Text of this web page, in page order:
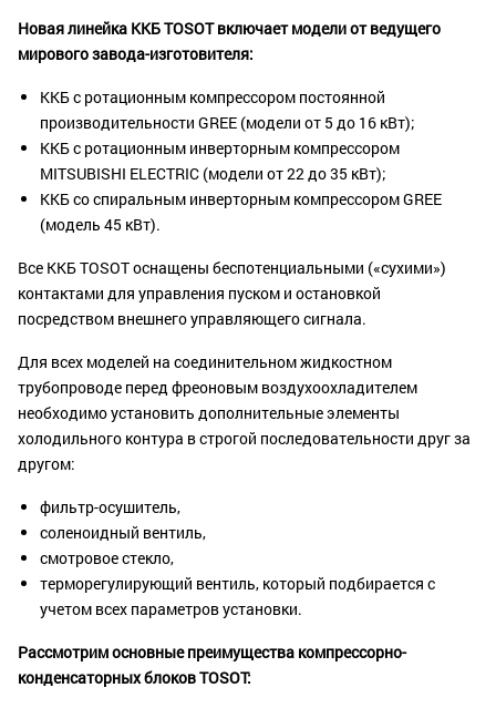
Новая линейка ККБ TOSOT включает модели от ведущего
мирового завода-изготовителя:
ККБ с ротационным компрессором постоянной
производительности GREE (модели от 5 до 16 кВт);
ККБ с ротационным инверторным компрессором
MITSUBISHI ELECTRIC (модели от 22 до 35 кВт);
ККБ со спиральным инверторным компрессором GREE
(модель 45 кВт).
Все ККБ TOSOT оснащены беспотенциальными («сухими»)
контактами для управления пуском и остановкой
посредством внешнего управляющего сигнала.
Для всех моделей на соединительном жидкостном
трубопроводе перед фреоновым воздухоохладителем
необходимо установить дополнительные элементы
холодильного контура в строгой последовательности друг за
другом:
фильтр-осушитель,
соленоидный вентиль,
смотровое стекло,
терморегулирующий вентиль, который подбирается с
учетом всех параметров установки.
Рассмотрим основные преимущества компрессорно-
конденсаторных блоков TOSOT: